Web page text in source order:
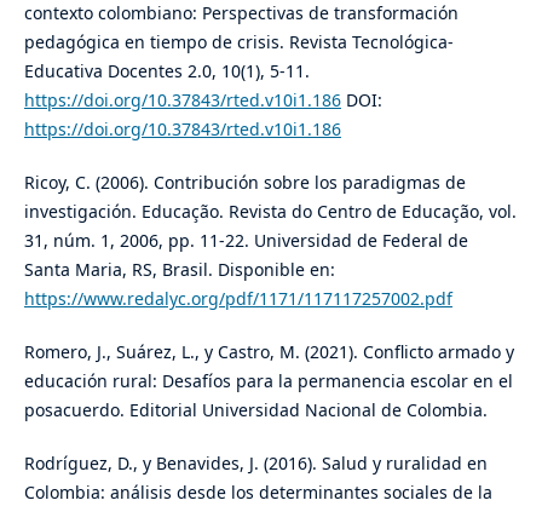
contexto colombiano: Perspectivas de transformación
pedagógica en tiempo de crisis. Revista Tecnológica-
Educativa Docentes 2.0, 10(1), 5-11.
https://doi.org/10.37843/rted.v10i1.186DOI:
https://doi.org/10.37843/rted.v10i1.186
Ricoy, C. (2006). Contribución sobre los paradigmas de
investigación. Educação. Revista do Centro de Educação, vol.
31, núm. 1, 2006, pp. 11-22. Universidad de Federal de
Santa Maria, RS, Brasil. Disponible en:
https://www.redalyc.org/pdf/1171/117117257002.pdf
Romero, J., Suárez, L., y Castro, M. (2021). Conflicto armado y
educación rural: Desafíos para la permanencia escolar en el
posacuerdo. Editorial Universidad Nacional de Colombia.
Rodríguez, D., y Benavides, J. (2016). Salud y ruralidad en
Colombia: análisis desde los determinantes sociales de la